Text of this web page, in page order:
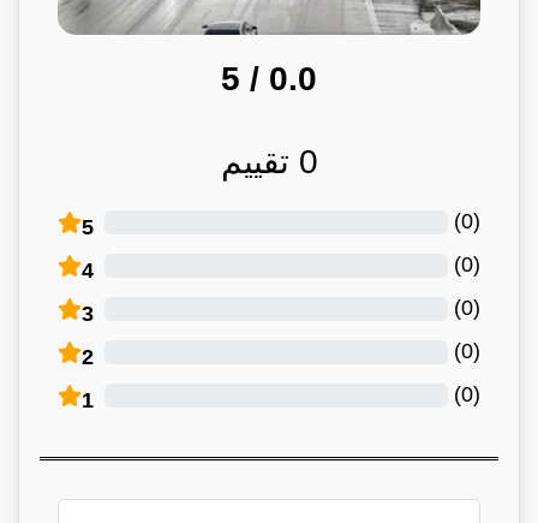
0.0
/ 5
0 تقييم
5 (
0
)
4 (
0
)
3 (
0
)
2 (
0
)
1 (
0
)